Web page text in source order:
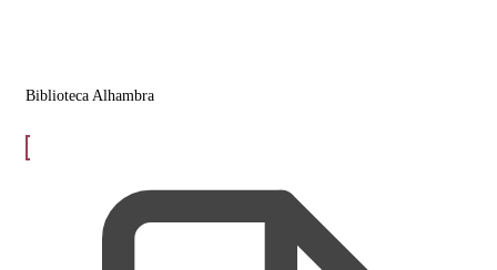
Biblioteca Alhambra